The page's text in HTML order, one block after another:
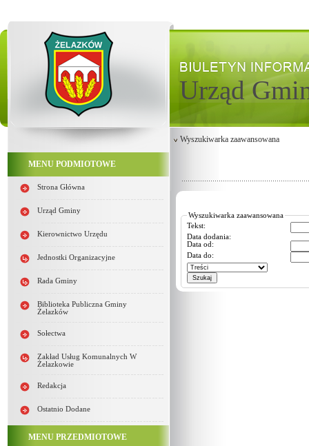
Urząd
MENU PODMIOTOWE
Strona Główna
Urząd Gminy
Kierownictwo Urzędu
Jednostki Organizacyjne
Rada Gminy
Biblioteka Publiczna Gminy
Żelazków
Sołectwa
Zakład Usług Komunalnych W
Żelazkowie
Redakcja
Ostatnio Dodane
MENU PRZEDMIOTOWE
Wyszukiwarka zaawansowana
Wyszukiwarka zaawansowana
Tekst:
Data dodania:
Data od:
Data do: